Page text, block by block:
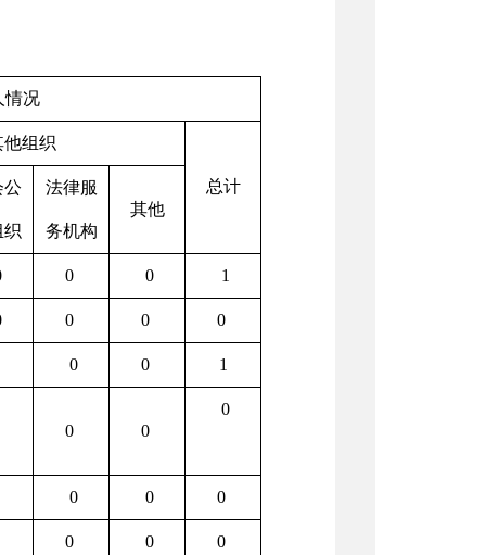
情况
组织
总计
公
织
法律服
务机构
其他
0 0 1
0 0 0
0 0 1
0 0
0
0 0 0
0 0 0